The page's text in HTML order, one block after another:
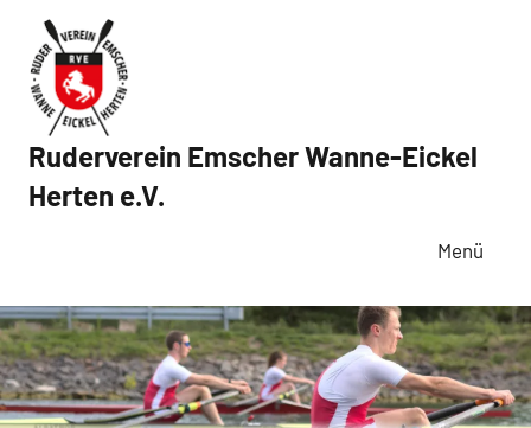
Inhalt
springen
Ruderverein Emscher Wanne-Eickel
Herten e.V.
Menü